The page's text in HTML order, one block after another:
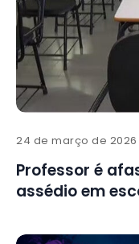
24 de março de 2026
Professor é
assédio em